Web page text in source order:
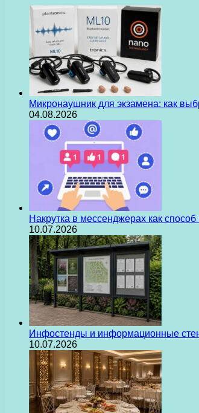
Микронаушник для экзамена: как
04.08.2026
Накрутка в мессенджерах как
10.07.2026
Инфостенды и информационные
10.07.2026